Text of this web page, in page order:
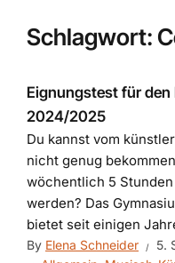
Schlagwort:
Eignungstest für
2024/2025
Du kannst vom
nicht genug
wöchentlich 5
werden? Das
bietet seit einigen
By Elena Schneider
5.